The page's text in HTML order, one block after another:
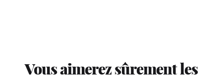
Vous aimerez sûrement les